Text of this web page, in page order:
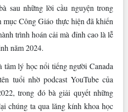
sau những lời cầu nguyện trong
Công Giáo thực hiện đã khiến
trình hoán cải mà đỉnh cao là lễ
năm 2024.
lý học nổi tiếng người Canada
tuổi nhờ podcast YouTube của
trong đó bà giải quyết những
chúng ta qua lăng kính khoa học